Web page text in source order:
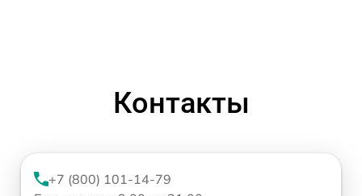
Контакты
+7 (800) 101-14-79